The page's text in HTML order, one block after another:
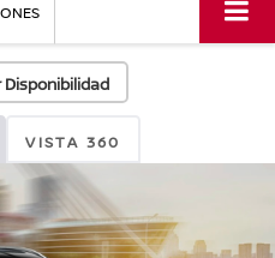
VISTA 360